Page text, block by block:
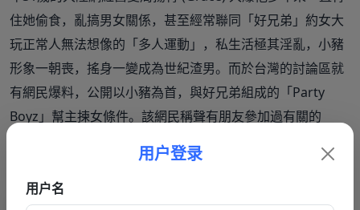
住她偷食，亂搞男女關係，甚至經常聯同「好兄弟」約女大
玩正常人無法想像的「多人運動」，私生活極其淫亂，小豬
形象一朝喪，搖身一變成為世紀渣男。而於台灣的討論區就
有網民爆料，公開以小豬為首，與好兄弟組成的「Party
Boyz」幫主揀女條件。該網民稱聲有朋友參加過有關的
Party，所以知道當中的玩法。
用户登录
用户名